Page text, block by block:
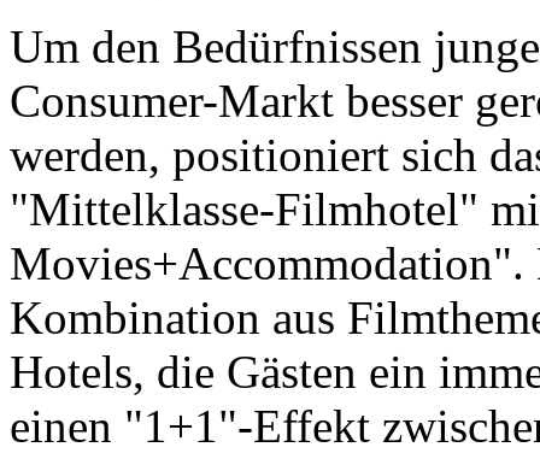
Um den Bedürfnissen
Consumer-Markt besser
werden, positioniert sich
"Mittelklasse-Filmhotel"
Movies+Accommodation".
Kombination aus
Hotels, die Gästen ein
einen "1+1"-Effekt